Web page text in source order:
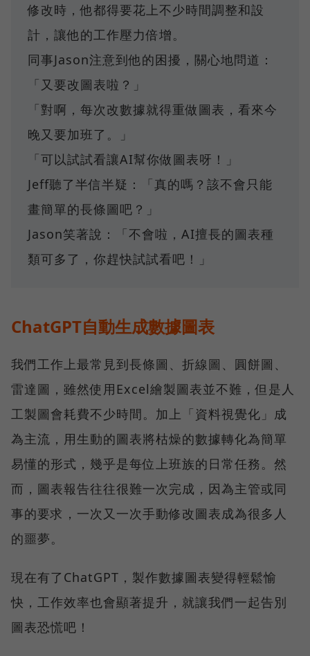
修改時，他都得要花上不少時間調整和設
計，讓他的工作壓力倍增。
同事Jason注意到他的困擾，關心地問道：
「又要改圖表啦？」
「對啊，每次改數據就得重做圖表，看來今
晚又要加班了。」
「可以試試看讓AI幫你做圖表呀！」
Jeff聽了半信半疑：「真的嗎？該不會只能
畫簡單的長條圖吧？」
Jason笑著說：「不會啦，AI擅長的圖表種
類可多了，你趕快試試看吧！」
ChatGPT自動生成數據圖表
我們工作上最常見到長條圖、折線圖、圓餅圖、
雷達圖，雖然使用Excel繪製圖表並不難，但是人
工製圖會耗費不少時間。加上「資料視覺化」成
為主流，用生動的圖表將枯燥的數據轉化為簡單
易懂的形式，幾乎是每位上班族的日常任務。然
而，圖表報告往往很難一次完成，因為主管或同
事的要求，一次又一次手動修改圖表成為很多人
的噩夢。
現在有了ChatGPT，製作數據圖表變得輕鬆愉
快，工作效率也會顯著提升，就讓我們一起告別
圖表恐慌吧！